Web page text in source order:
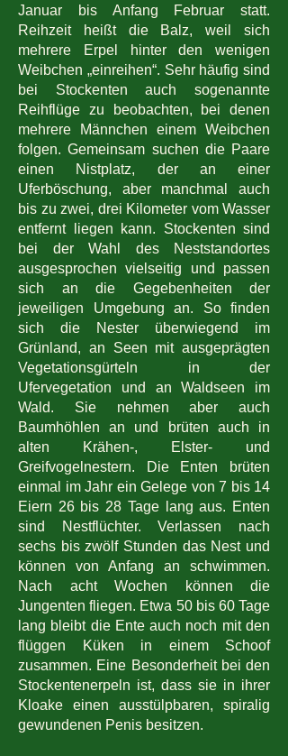
Januar bis Anfang Februar statt.
Reihzeit heißt die Balz, weil sich
mehrere Erpel hinter den wenigen
Weibchen „einreihen“. Sehr häufig sind
bei Stockenten auch sogenannte
Reihflüge zu beobachten, bei denen
mehrere Männchen einem Weibchen
folgen. Gemeinsam suchen die Paare
einen Nistplatz, der an einer
Uferböschung, aber manchmal auch
bis zu zwei, drei Kilometer vom Wasser
entfernt liegen kann. Stockenten sind
bei der Wahl des Neststandortes
ausgesprochen vielseitig und passen
sich an die Gegebenheiten der
jeweiligen Umgebung an. So finden
sich die Nester überwiegend im
Grünland, an Seen mit ausgeprägten
Vegetationsgürteln in der
Ufervegetation und an Waldseen im
Wald. Sie nehmen aber auch
Baumhöhlen an und brüten auch in
alten Krähen-, Elster- und
Greifvogelnestern. Die Enten brüten
einmal im Jahr ein Gelege von 7 bis 14
Eiern 26 bis 28 Tage lang aus. Enten
sind Nestflüchter. Verlassen nach
sechs bis zwölf Stunden das Nest und
können von Anfang an schwimmen.
Nach acht Wochen können die
Jungenten fliegen. Etwa 50 bis 60 Tage
lang bleibt die Ente auch noch mit den
flüggen Küken in einem Schoof
zusammen. Eine Besonderheit bei den
Stockentenerpeln ist, dass sie in ihrer
Kloake einen ausstülpbaren, spiralig
gewundenen Penis besitzen.